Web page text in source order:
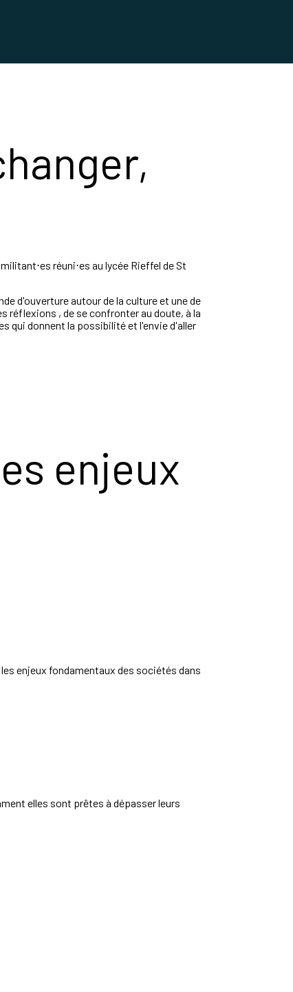
réuni⋅es au lycée Rieffel de St
d'ouverture autour de la culture et une de
réflexions , de se confronter au doute, à la
qui donnent la possibilité et l'envie d'aller
enjeux
enjeux fondamentaux des sociétés dans
elles sont prêtes à dépasser leurs